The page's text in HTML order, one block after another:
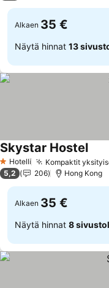
Alkaen 35 €
Näytä hinnat 13
1 Tähtiluokitus
Hotelli Kompaktit
Skystar Hostel
5,2 206 Hong Kong
Alkaen 35 €
Näytä hinnat 8